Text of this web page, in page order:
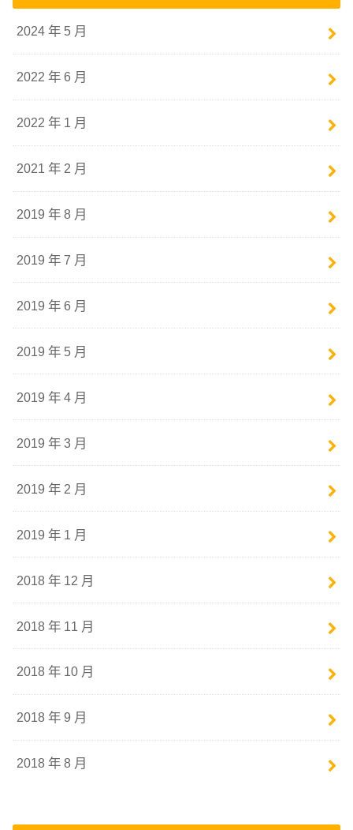
2024 年 5 月
2022 年 6 月
2022 年 1 月
2021 年 2 月
2019 年 8 月
2019 年 7 月
2019 年 6 月
2019 年 5 月
2019 年 4 月
2019 年 3 月
2019 年 2 月
2019 年 1 月
2018 年 12 月
2018 年 11 月
2018 年 10 月
2018 年 9 月
2018 年 8 月